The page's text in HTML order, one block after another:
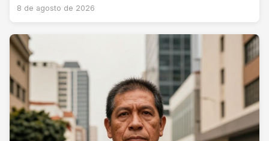
8 de agosto de 2026